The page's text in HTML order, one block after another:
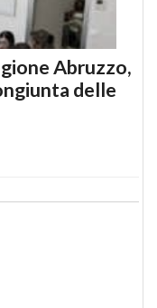
Abruzzo,
delle